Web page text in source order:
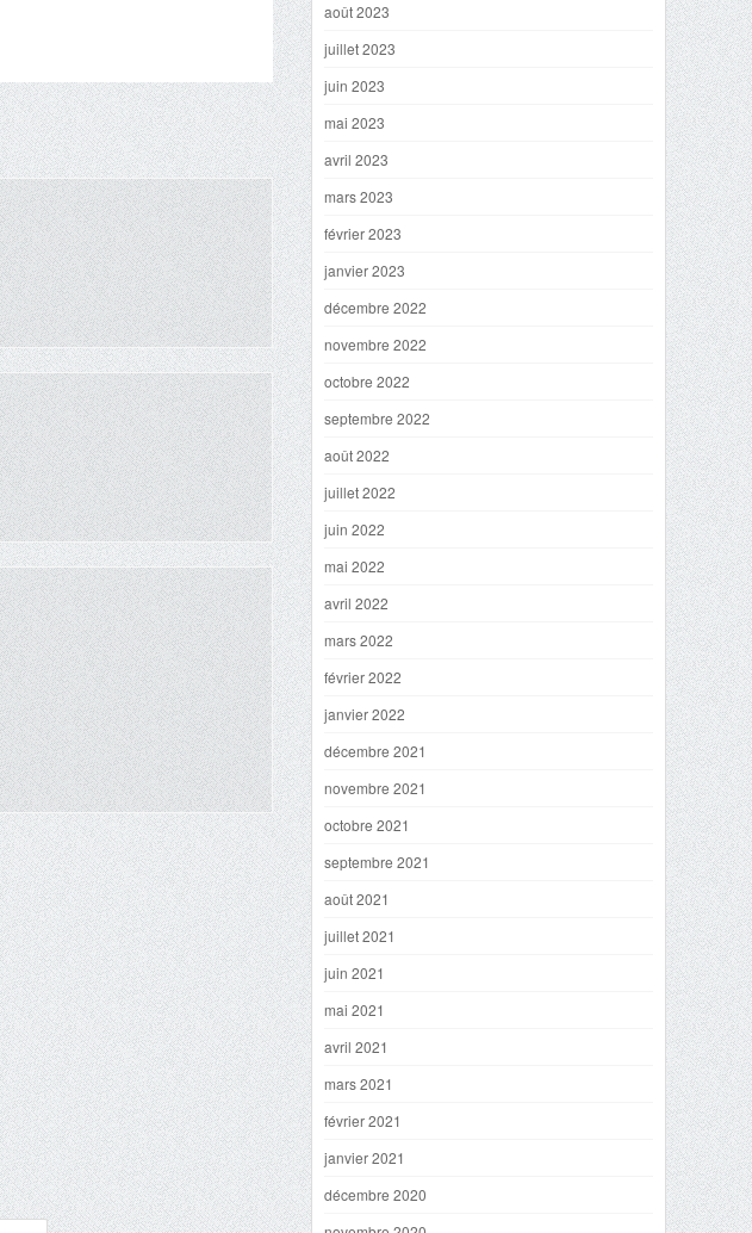
août 2023
juillet 2023
juin 2023
mai 2023
avril 2023
mars 2023
février 2023
janvier 2023
décembre 2022
novembre 2022
octobre 2022
septembre 2022
août 2022
juillet 2022
juin 2022
mai 2022
avril 2022
mars 2022
février 2022
janvier 2022
décembre 2021
novembre 2021
octobre 2021
septembre 2021
août 2021
juillet 2021
juin 2021
mai 2021
avril 2021
mars 2021
février 2021
janvier 2021
décembre 2020